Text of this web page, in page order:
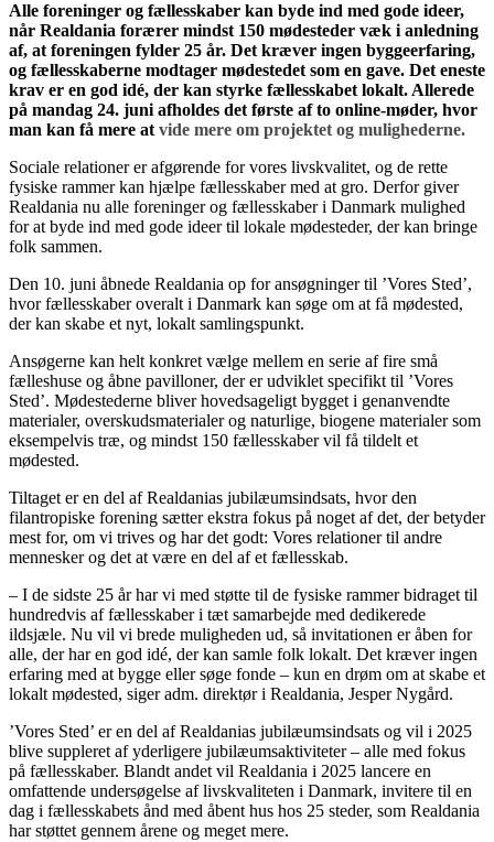
Alle foreninger og fællesskaber kan byde ind med gode ideer,
når Realdania forærer mindst 150 mødesteder væk i anledning
af, at foreningen fylder 25 år. Det kræver ingen byggeerfaring,
og fællesskaberne modtager mødestedet som en gave. Det eneste
krav er en god idé, der kan styrke fællesskabet lokalt. Allerede
på mandag 24. juni afholdes det første af to online-møder, hvor
man kan få mere at vide mere om projektet og mulighederne.
Sociale relationer er afgørende for vores livskvalitet, og de rette
fysiske rammer kan hjælpe fællesskaber med at gro. Derfor giver
Realdania nu alle foreninger og fællesskaber i Danmark mulighed
for at byde ind med gode ideer til lokale mødesteder, der kan bringe
folk sammen.
Den 10. juni åbnede Realdania op for ansøgninger til ’Vores Sted’,
hvor fællesskaber overalt i Danmark kan søge om at få mødested,
der kan skabe et nyt, lokalt samlingspunkt.
Ansøgerne kan helt konkret vælge mellem en serie af fire små
fælleshuse og åbne pavilloner, der er udviklet specifikt til ’Vores
Sted’. Mødestederne bliver hovedsageligt bygget i genanvendte
materialer, overskudsmaterialer og naturlige, biogene materialer som
eksempelvis træ, og mindst 150 fællesskaber vil få tildelt et
mødested.
Tiltaget er en del af Realdanias jubilæumsindsats, hvor den
filantropiske forening sætter ekstra fokus på noget af det, der betyder
mest for, om vi trives og har det godt: Vores relationer til andre
mennesker og det at være en del af et fællesskab.
– I de sidste 25 år har vi med støtte til de fysiske rammer bidraget til
hundredvis af fællesskaber i tæt samarbejde med dedikerede
ildsjæle. Nu vil vi brede muligheden ud, så invitationen er åben for
alle, der har en god idé, der kan samle folk lokalt. Det kræver ingen
erfaring med at bygge eller søge fonde – kun en drøm om at skabe et
lokalt mødested, siger adm. direktør i Realdania, Jesper Nygård.
’Vores Sted’ er en del af Realdanias jubilæumsindsats og vil i 2025
blive suppleret af yderligere jubilæumsaktiviteter – alle med fokus
på fællesskaber. Blandt andet vil Realdania i 2025 lancere en
omfattende undersøgelse af livskvaliteten i Danmark, invitere til en
dag i fællesskabets ånd med åbent hus hos 25 steder, som Realdania
har støttet gennem årene og meget mere.